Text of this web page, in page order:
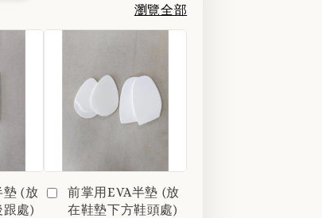
瀏覽全部
墊 (放
處)
前掌用EVA半墊 (放
在鞋墊下方鞋頭處)